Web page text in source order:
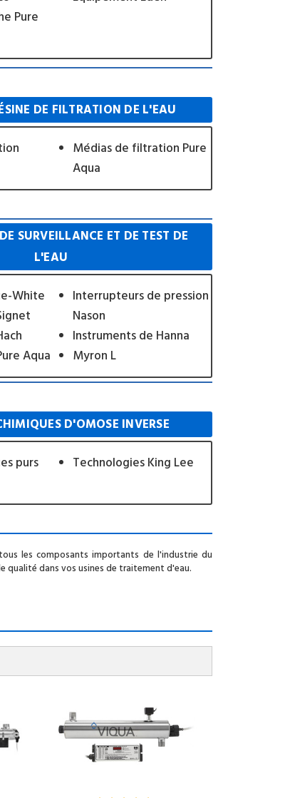
Pure
DE FILTRATION DE L'EAU
Médias de filtration Pure
Aqua
SURVEILLANCE ET DE TEST DE
L'EAU
White
Aqua
Interrupteurs de pression
Nason
Instruments de Hanna
Myron L
D'OMOSE INVERSE
purs
Technologies King Lee
les composants importants de l'industrie du
qualité dans vos usines de traitement d'eau.